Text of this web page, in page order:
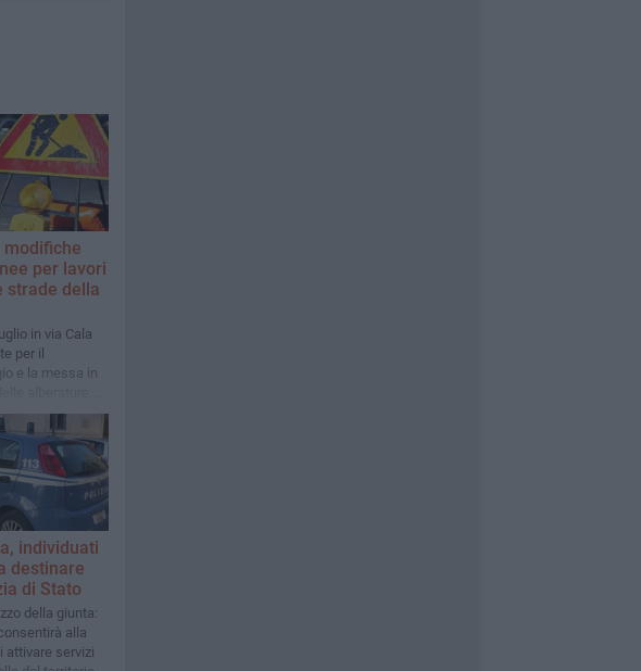
per lavori
strade della
in via Cala
per il
e la messa in
lavori di scavo
del Carro e via
individuati
destinare
di Stato
della giunta:
alla
attivare servizi